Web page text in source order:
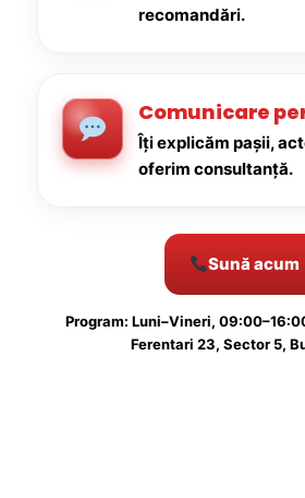
recomandări.
Comunicare
Îți explicăm pașii,
oferim consultanță.
Sună acum
Program: Luni–Vineri,
Ferentari 23, Sector 5,